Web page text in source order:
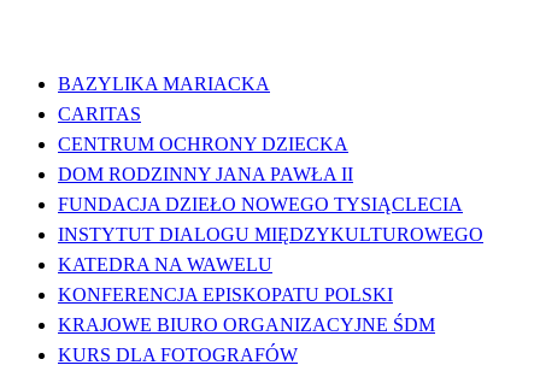
BAZYLIKA MARIACKA
CARITAS
CENTRUM OCHRONY DZIECKA
DOM RODZINNY JANA PAWŁA II
FUNDACJA DZIEŁO NOWEGO TYSIĄCLECIA
INSTYTUT DIALOGU MIĘDZYKULTUROWEGO
KATEDRA NA WAWELU
KONFERENCJA EPISKOPATU POLSKI
KRAJOWE BIURO ORGANIZACYJNE ŚDM
KURS DLA FOTOGRAFÓW